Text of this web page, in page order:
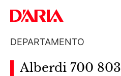
DEPARTAMENTO
Alberdi 700 803